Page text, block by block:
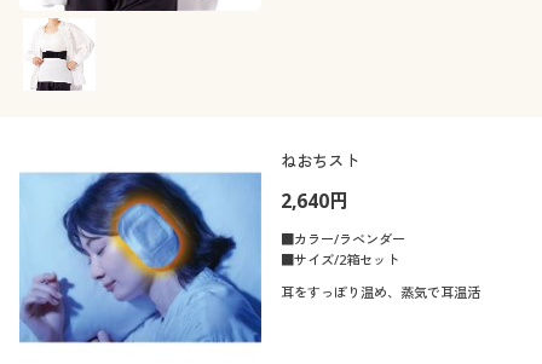
ねおちスト
2,640円
■カラー/ラベンダー
■サイズ/2箱セット
耳をすっぽり温め、蒸気で耳温活